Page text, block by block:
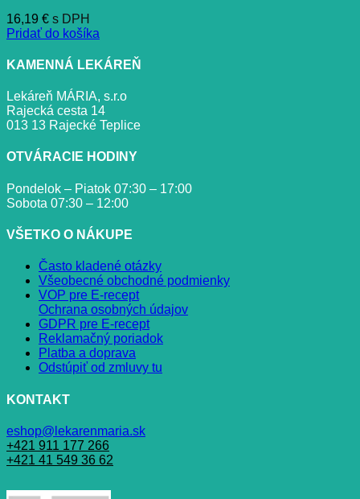
16,19 € s DPH
Pridať do košíka
KAMENNÁ LEKÁREŇ
Lekáreň MÁRIA, s.r.o
Rajecká cesta 14
013 13 Rajecké Teplice
OTVÁRACIE HODINY
Pondelok – Piatok 07:30 – 17:00
Sobota 07:30 – 12:00
VŠETKO O NÁKUPE
Často kladené otázky
Všeobecné obchodné podmienky
VOP pre E-recept
Ochrana osobných údajov
GDPR pre E-recept
Reklamačný poriadok
Platba a doprava
Odstúpiť od zmluvy tu
KONTAKT
eshop@lekarenmaria.sk
+421 911 177 266
+421 41 549 36 62